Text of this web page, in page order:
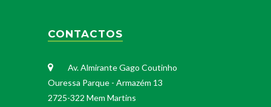
CONTACTOS
Av. Almirante Gago Coutinho
Ouressa Parque - Armazém 13
2725-322 Mem Martins